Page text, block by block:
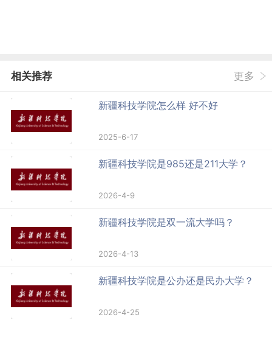
相关推荐 更多
新疆科技学院怎么样 好不好
2025-6-17
新疆科技学院是985还是211大学？
2026-4-9
新疆科技学院是双一流大学吗？
2026-4-13
新疆科技学院是公办还是民办大学？
2026-4-25